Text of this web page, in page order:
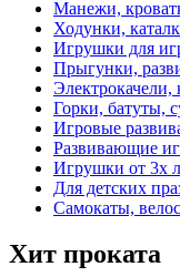
Манежи,
Ходунки,
Игрушки для
Прыгунки,
Электрокачели,
Горки, батуты,
Игровые
Развивающие
Игрушки от 3х
Для детских
Самокаты,
Хит проката